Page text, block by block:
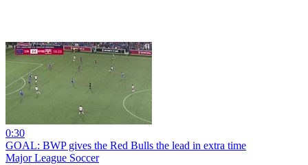
0:30
GOAL: BWP gives the Red Bulls the lead in extra time
Major League Soccer